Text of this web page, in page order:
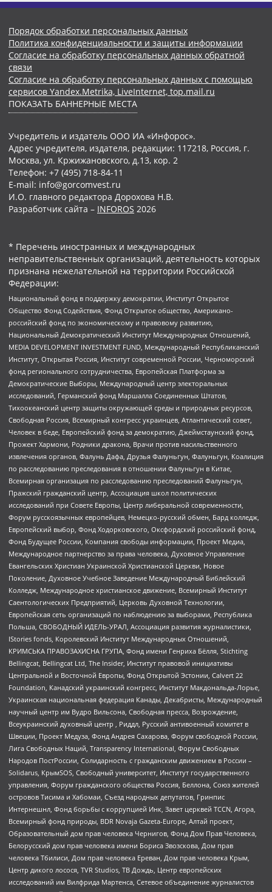
Порядок обработки персональных данных
Политика конфиденциальности и защиты информации
Согласие на обработку персональных данных обратной
связи
Согласие на обработку персональных данных с помощью
сервисов Yandex.Metrika, LiveInternet, top.mail.ru
ПОКАЗАТЬ БАННЕРНЫЕ МЕСТА
Учредитель и издатель ООО ИА «Инфорос».
Адрес учредителя, издателя, редакции: 117218, Россия, г.
Москва, ул. Кржижановского, д.13, кор. 2
Телефон: +7 (495) 718-84-11
E-mail: info@gorcomvest.ru
И.О. главного редактора Дорохова Н.В.
Разработчик сайта – INFOROS 2026
* Перечень иностранных и международных
неправительственных организаций, деятельность которых
признана нежелательной на территории Российской
Федерации:
Национальный фонд в поддержку демократии, Институт Открытое
Общество Фонд Содействия, Фонд Открытое общество, Американо-
российский фонд по экономическому и правовому развитию,
Национальный Демократический Институт Международных Отношений,
MEDIA DEVELOPMENT INVESTMENT FUND, Международный Республиканский
Институт, Открытая Россия, Институт современной России, Черноморский
фонд регионального сотрудничества, Европейская Платформа за
Демократические Выборы, Международный центр электоральных
исследований, Германский фонд Маршалла Соединенных Штатов,
Тихоокеанский центр защиты окружающей среды и природных ресурсов,
Свободная Россия, Всемирный конгресс украинцев, Атлантический совет,
Человек в беде, Европейский фонд за демократию, Джеймстаунский фонд,
Прожект Хармони, Родники дракона, Врачи против насильственного
извлечения органов, Фалунь Дафа, Друзья Фалуньгун, Фалуньгун, Коалиция
по расследованию преследования в отношении Фалуньгун в Китае,
Всемирная организация по расследованию преследований Фалуньгун,
Пражский гражданский центр, Ассоциация школ политических
исследований при Совете Европы, Центр либеральной современности,
Форум русскоязычных европейцев, Немецко-русский обмен, Бард колледж,
Европейский выбор, Фонд Ходорковского, Оксфордский российский фонд,
Фонд Будущее России, Компания свободы информации, Проект Медиа,
Международное партнерство за права человека, Духовное Управление
Евангельских Христиан Украинской Христианской Церкви, Новое
Поколение, Духовное Учебное Заведение Международный Библейский
Колледж, Международное христианское движение, Всемирный Институт
Саентологических Предприятий, Церковь Духовной Технологии,
Европейская сеть организаций по наблюдению за выборами, Республика
Польша, СВОБОДНЫЙ ИДЕЛЬ-УРАЛ, Ассоциация развития журналистики,
IStories fonds, Королевский Институт Международных Отношений,
КРИМСЬКА ПРАВОЗАХИСНА ГРУПА, Фонд имени Генриха Бёлля, Stichting
Bellingcat, Bellingcat Ltd, The Insider, Институт правовой инициативы
Центральной и Восточной Европы, Фонд Открытой Эстонии, Calvert 22
Foundation, Канадский украинский конгресс, Институт Макдональда-Лорье,
Украинская национальная федерация Канады, Декабристы, Международный
научный центр им Вудро Вильсона, Свободная пресса, Возрождение,
Всеукраинский духовный центр , Риддл, Русский антивоенный комитет в
Швеции, Проект Медуза, Фонд Андрея Сахарова, Форум свободной России,
Лига Свободных Наций, Transparеncy International, Форум Свободных
Народов ПостРоссии, Солидарность с гражданским движением в России –
Solidarus, КрымSOS, Свободный университет, Институт государственного
управления, Форум гражданского общества Россия, Беллона, Союз жителей
островов Тисима и Хабомаи, Съезд народных депутатов, Гринпис
Интернешнл, Фонд борьбы с коррупцией Инк, Завет церквей TCCN, Агора,
Всемирный фонд природы, BDR Novaja Gazeta-Europe, Алтай проект,
Образовательный дом прав человека Чернигов, Фонд Дом Прав Человека,
Белорусский дом прав человека имени Бориса Звозскова, Дом прав
человека Тбилиси, Дом прав человека Ереван, Дом прав человека Крым,
Центр дикого лосося, TVR Studios, ТВ Дождь, Центр европейских
исследований им Вилфрида Мартенса, Сетевое объединение журналистов